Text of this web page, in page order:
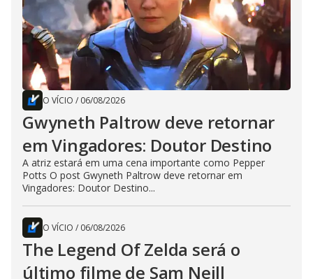
O VÍCIO / 06/08/2026
Gwyneth Paltrow deve retornar
em Vingadores: Doutor Destino
A atriz estará em uma cena importante como Pepper
Potts O post Gwyneth Paltrow deve retornar em
Vingadores: Doutor Destino...
O VÍCIO / 06/08/2026
The Legend Of Zelda será o
último filme de Sam Neill